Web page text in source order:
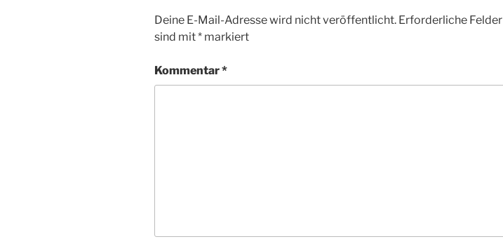
Deine E-Mail-Adresse wird nicht veröffentlicht. Erforderliche Felder
sind mit* markiert
Kommentar*